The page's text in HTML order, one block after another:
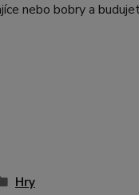
nebo bobry a
Hry